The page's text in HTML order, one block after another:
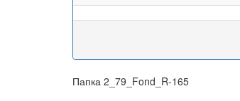
Папка 2_79_Fond_R-165